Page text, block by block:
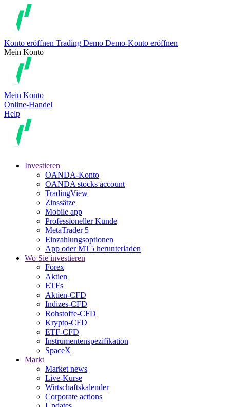
Konto eröffnen Trading Demo Demo-Konto eröffnen
Mein Konto
Mein Konto
Online-Handel
Help
Investieren
OANDA-Konto
OANDA stocks account
TradingView
Zinssätze
Mobile app
Professioneller Kunde
MetaTrader 5
Einzahlungsoptionen
App oder MT5 herunterladen
Wo Sie investieren
Forex
Aktien
ETFs
Aktien-CFD
Indizes-CFD
Rohstoffe-CFD
Krypto-CFD
ETF-CFD
Instrumentenspezifikation
SpaceX
Markt
Market news
Live-Kurse
Wirtschaftskalender
Corporate actions